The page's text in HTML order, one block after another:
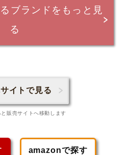
ブランドをもっと見
る
イトで見る
販売サイトへ移動します
amazonで探す